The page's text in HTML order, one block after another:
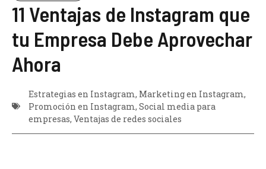
11 Ventajas de Instagram que
tu Empresa Debe Aprovechar
Ahora
Estrategias en Instagram, Marketing en Instagram,
Promoción en Instagram, Social media para
empresas, Ventajas de redes sociales